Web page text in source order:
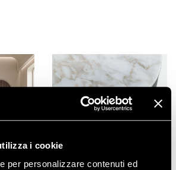
i cookie
per personalizzare contenuti ed